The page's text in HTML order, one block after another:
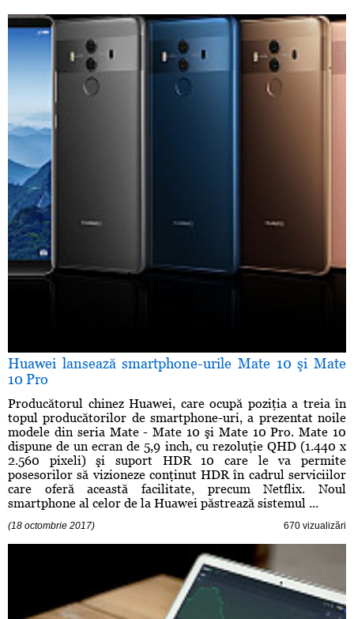
Huawei lansează smartphone-urile Mate 10 şi Mate
10 Pro
Producătorul chinez Huawei, care ocupă poziţia a treia în
topul producătorilor de smartphone-uri, a prezentat noile
modele din seria Mate - Mate 10 şi Mate 10 Pro. Mate 10
dispune de un ecran de 5,9 inch, cu rezoluţie QHD (1.440 x
2.560 pixeli) şi suport HDR 10 care le va permite
posesorilor să vizioneze conţinut HDR în cadrul serviciilor
care oferă această facilitate, precum Netflix. Noul
smartphone al celor de la Huawei păstrează sistemul ...
(18 octombrie 2017) 670 vizualizări